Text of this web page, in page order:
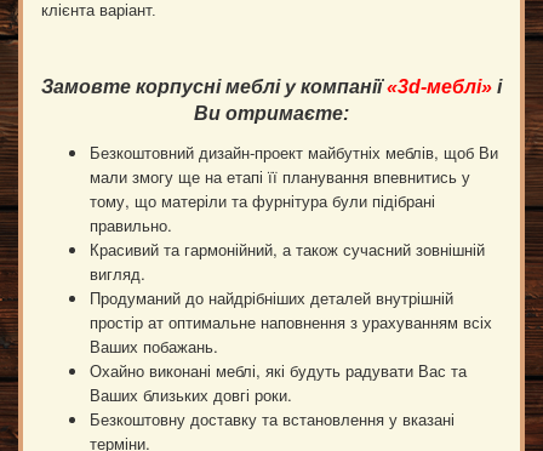
клієнта варіант.
Замовте корпусні меблі у компанії«3d-меблі» і
Ви отримаєте:
Безкоштовний дизайн-проект майбутніх меблів, щоб Ви
мали змогу ще на етапі її планування впевнитись у
тому, що матеріли та фурнітура були підібрані
правильно.
Красивий та гармонійний, а також сучасний зовнішній
вигляд.
Продуманий до найдрібніших деталей внутрішній
простір ат оптимальне наповнення з урахуванням всіх
Ваших побажань.
Охайно виконані меблі, які будуть радувати Вас та
Ваших близьких довгі роки.
Безкоштовну доставку та встановлення у вказані
терміни.